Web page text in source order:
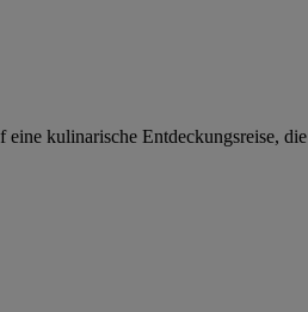
kulinarische Entdeckungsreise,